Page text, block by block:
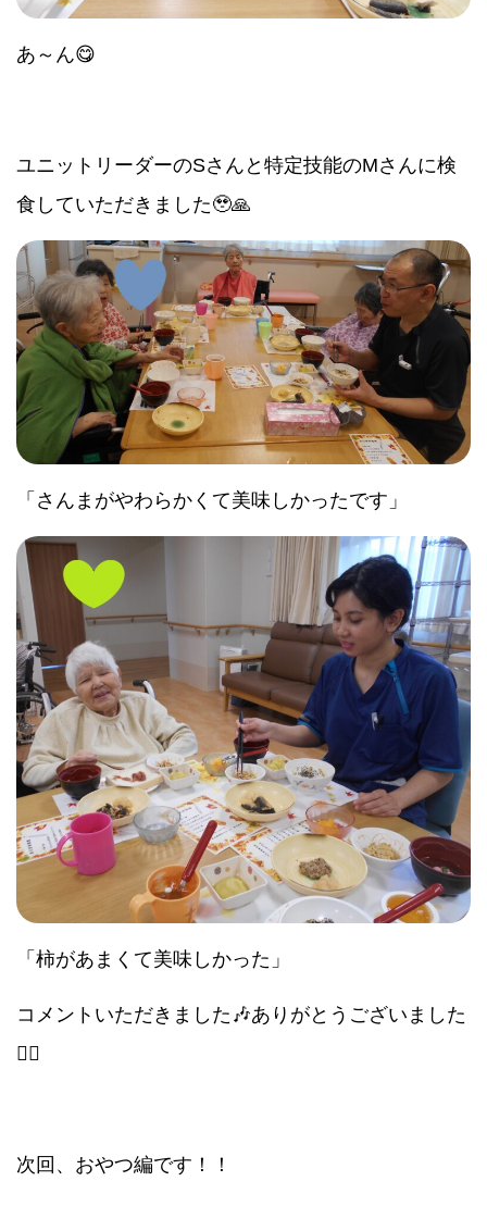
あ～ん😋
ユニットリーダーのSさんと特定技能のMさんに検
食していただきました🥹🙏
「さんまがやわらかくて美味しかったです」
「柿があまくて美味しかった」
コメントいただきました🎶ありがとうございました
🙂‍↕️
次回、おやつ編です！！